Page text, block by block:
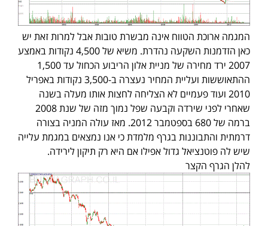
המגמה ארוכת הטווח אינה מבשרת טובות אבל למרות זאת יש
כאן הזדמנות השקעה נהדרת. משיא של 4,500 נקודות באמצע
2007 ירד מחירה של מניית אלון הריבוע הכחול עד 1,500
ההתאוששות ועליית המחיר נעצרה ב-3,500 נקודות באפריל
2010 ועוד פעמיים לא הצליחה לחצות אותו מעלה בשנה
שאחרי לפני שירדה וקבעה שפל נמוך מזה של שנת 2008
ברמה של 680 בספטמבר 2012. מאז עולה המניה בצורה
דרמתית והתבוננות בגרף מלמדת כי אנו נמצאים במגמת עלייה
שיש לה פוטנציאל גדול אפילו אם היא רק תיקון לירידה.
להלן הגרף הקצר